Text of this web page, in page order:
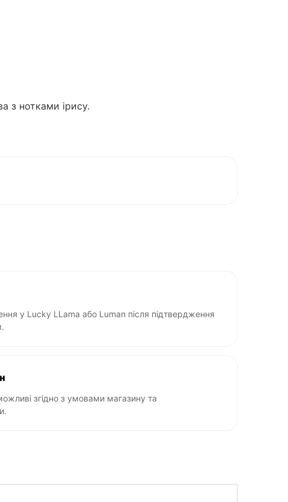
з нотками ірису.
у Lucky LLama або Luman після підтвердження
згідно з умовами магазину та